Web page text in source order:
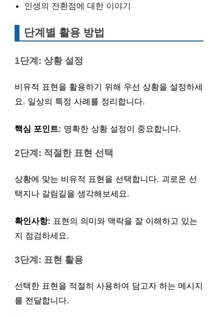
인생의 전환점에 대한 이야기
단계별 활용 방법
1단계: 상황 설정
비유적 표현을 활용하기 위해 우선 상황을 설정하세
요. 일상의 특정 사례를 정리합니다.
핵심 포인트: 명확한 상황 설정이 중요합니다.
2단계: 적절한 표현 선택
상황에 맞는 비유적 표현을 선택합니다. 괴로운 선
택지나 갈림길을 생각해보세요.
확인사항: 표현의 의미와 맥락을 잘 이해하고 있는
지 점검하세요.
3단계: 표현 활용
선택한 표현을 적절히 사용하여 담고자 하는 메시지
를 전달합니다.